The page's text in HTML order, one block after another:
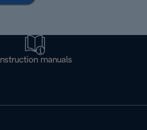
Instruction manuals